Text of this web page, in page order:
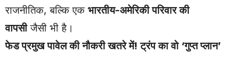
राजनीतिक, बल्कि एक भारतीय-अमेरिकी परिवार की
वापसीजैसी भी है।
फेड प्रमुख पावेल की नौकरी खतरे में! ट्रंप का वो ‘गुप्त प्लान’